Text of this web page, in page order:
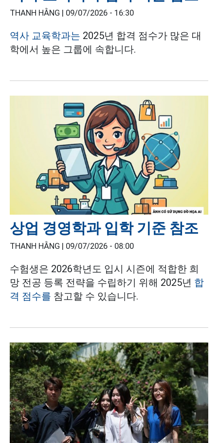
THANH HẰNG | 09/07/2026 - 16:30
역사 교육학과는 2025년 합격 점수가 많은 대
학에서 높은 그룹에 속합니다.
상업 경영학과 입학 기준 참조
THANH HẰNG | 09/07/2026 - 08:00
수험생은 2026학년도 입시 시즌에 적합한 희
망 전공 등록 전략을 수립하기 위해 2025년 합
격 점수를 참고할 수 있습니다.